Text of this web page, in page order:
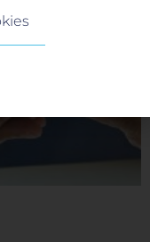
mismo podría
según lo
proporcionarle
usted puede